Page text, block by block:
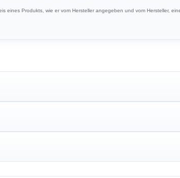
eines Produkts, wie er vom Hersteller angegeben und vom Hersteller,